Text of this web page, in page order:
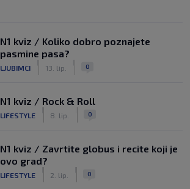
N1 kviz / Koliko dobro poznajete
pasmine pasa?
LJUBIMCI 13. lip. 0
N1 kviz / Rock & Roll
LIFESTYLE 8. lip. 0
N1 kviz / Zavrtite globus i recite koji je
ovo grad?
LIFESTYLE 2. lip. 0